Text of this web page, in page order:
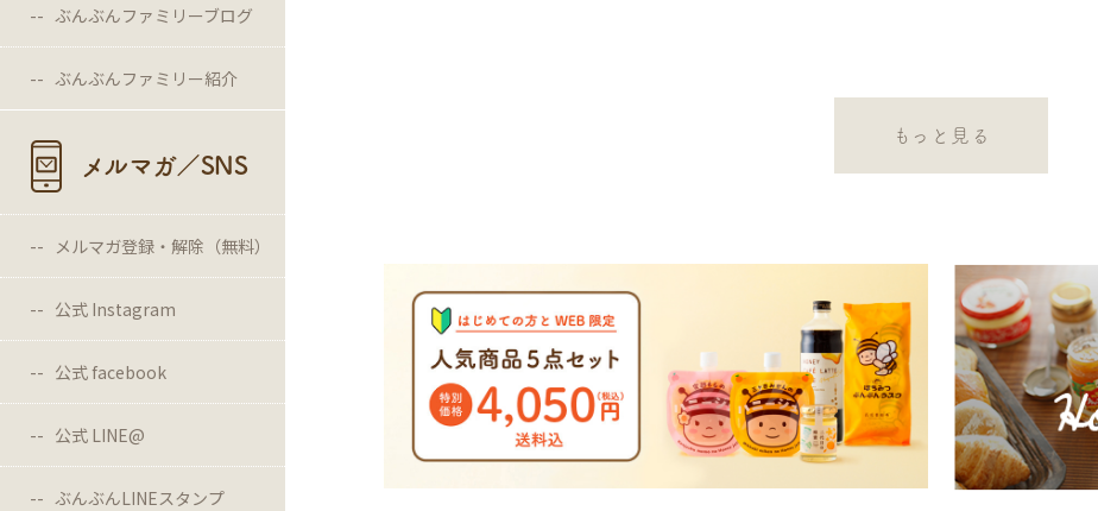
ぶんぶんファミリーブログ
ぶんぶんファミリー紹介
メルマガ／SNS
メルマガ登録・解除（無料）
公式 Instagram
公式 facebook
公式 LINE@
ぶんぶんLINEスタンプ
もっと見る